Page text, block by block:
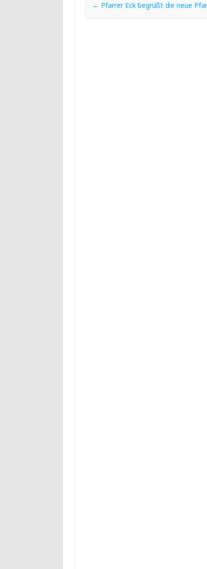
Post navigation
← Pfarrer Eck begrüßt die neue